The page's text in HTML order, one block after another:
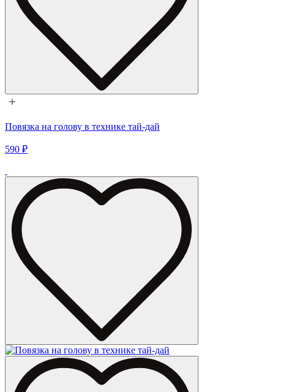
Повязка на голову в технике тай-дай
590 ₽